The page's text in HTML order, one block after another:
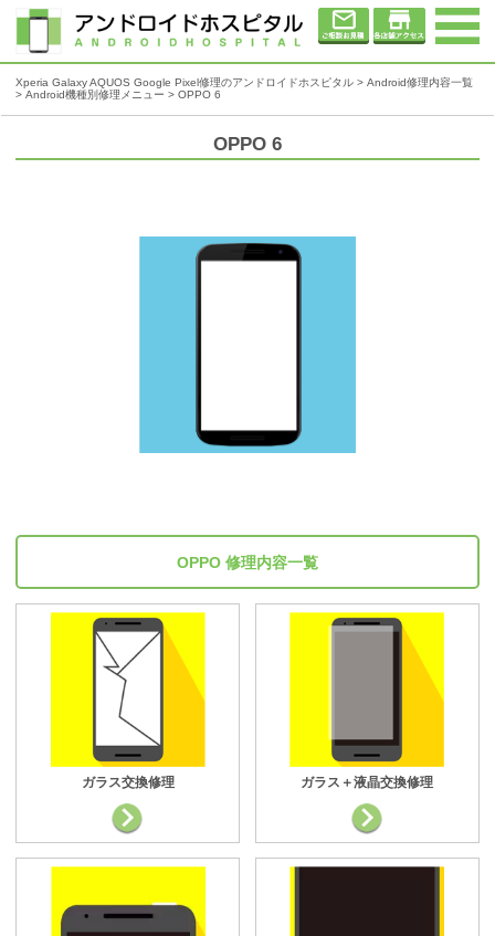
Xperia Galaxy AQUOS Google Pixel修理のアンドロイドホスピタル > Android修理内容一覧
> Android機種別修理メニュー > OPPO 6
OPPO 6
OPPO 修理内容一覧
ガラス交換修理 ガラス＋液晶交換修理